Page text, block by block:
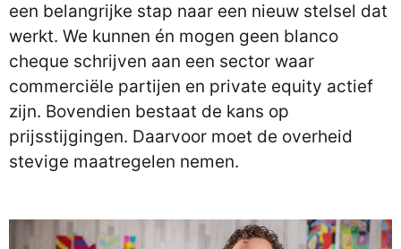
een belangrijke stap naar een nieuw stelsel dat
werkt. We kunnen én mogen geen blanco
cheque schrijven aan een sector waar
commerciële partijen en private equity actief
zijn. Bovendien bestaat de kans op
prijsstijgingen. Daarvoor moet de overheid
stevige maatregelen nemen.